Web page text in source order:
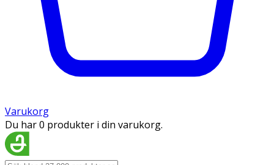
Varukorg
Du har 0 produkter i din varukorg.